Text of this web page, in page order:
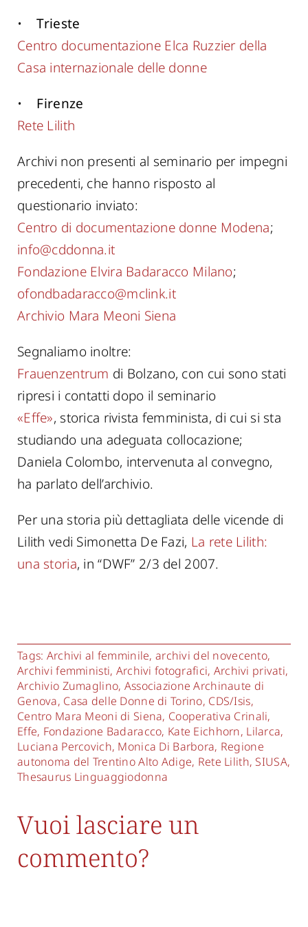
•Trieste
Centro documentazione Elca Ruzzier della
Casa internazionale delle donne
• Firenze
Rete Lilith
Archivi non presenti al seminario per impegni
precedenti, che hanno risposto al
questionario inviato:
Centro di documentazione donne Modena;
info@cddonna.it
Fondazione Elvira Badaracco Milano;
ofondbadaracco@mclink.it
Archivio Mara Meoni Siena
Segnaliamo inoltre:
Frauenzentrum di Bolzano, con cui sono stati
ripresi i contatti dopo il seminario
«Effe», storica rivista femminista, di cui si sta
studiando una adeguata collocazione;
Daniela Colombo, intervenuta al convegno,
ha parlato dell’archivio.
Per una storia più dettagliata delle vicende di
Lilith vedi Simonetta De Fazi, La rete Lilith:
una storia, in “DWF” 2/3 del 2007.
Tags: Archivi al femminile, archivi del novecento,
Archivi femministi, Archivi fotografici, Archivi privati,
Archivio Zumaglino, Associazione Archinaute di
Genova, Casa delle Donne di Torino, CDS/Isis,
Centro Mara Meoni di Siena, Cooperativa Crinali,
Effe, Fondazione Badaracco, Kate Eichhorn, Lilarca,
Luciana Percovich, Monica Di Barbora, Regione
autonoma del Trentino Alto Adige, Rete Lilith, SIUSA,
Thesaurus Linguaggiodonna
Vuoi lasciare un
commento?